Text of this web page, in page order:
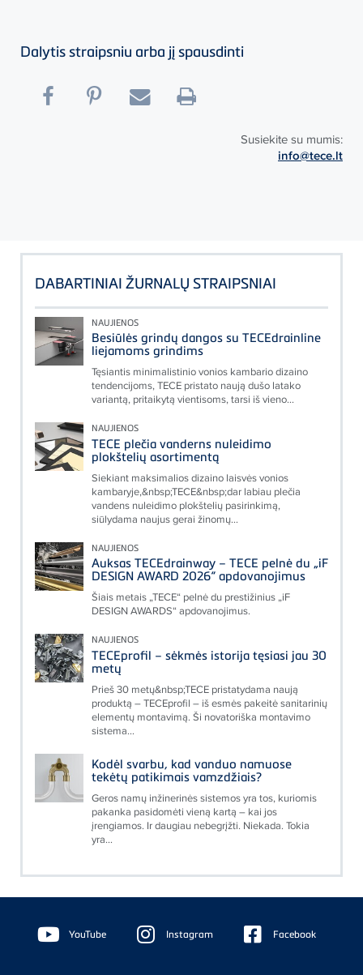
Dalytis straipsniu arba jį spausdinti
Susiekite su mumis:
info@tece.lt
DABARTINIAI ŽURNALŲ STRAIPSNIAI
NAUJIENOS
Besiūlės grindų dangos su TECEdrainline
liejamoms grindims
Tęsiantis minimalistinio vonios kambario dizaino
tendencijoms, TECE pristato naują dušo latako
variantą, pritaikytą vientisoms, tarsi iš vieno...
NAUJIENOS
TECE plečia vanderns nuleidimo
plokštelių asortimentą
Siekiant maksimalios dizaino laisvės vonios
kambaryje,&nbsp;TECE&nbsp;dar labiau plečia
vandens nuleidimo plokštelių pasirinkimą,
siūlydama naujus gerai žinomų...
NAUJIENOS
Auksas TECEdrainway – TECE pelnė du „iF
DESIGN AWARD 2026“ apdovanojimus
Šiais metais „TECE“ pelnė du prestižinius „iF
DESIGN AWARDS“ apdovanojimus.
NAUJIENOS
TECEprofil – sėkmės istorija tęsiasi jau 30
metų
Prieš 30 metų&nbsp;TECE pristatydama naują
produktą – TECEprofil – iš esmės pakeitė sanitarinių
elementų montavimą. Ši novatoriška montavimo
sistema...
Kodėl svarbu, kad vanduo namuose
tekėtų patikimais vamzdžiais?
Geros namų inžinerinės sistemos yra tos, kuriomis
pakanka pasidomėti vieną kartą – kai jos
įrengiamos. Ir daugiau nebegrįžti. Niekada. Tokia
yra...
Floating
Sidebar YouTube Instagram Facebook